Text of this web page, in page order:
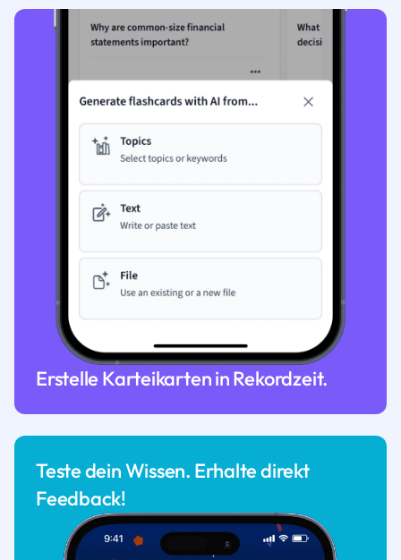
Erstelle Karteikarten in Rekordzeit.
Teste dein Wissen. Erhalte direkt
Feedback!